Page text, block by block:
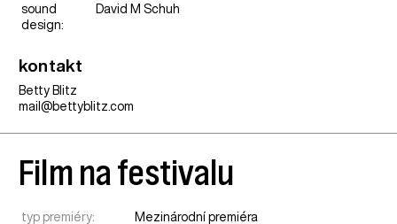
sound
design:
David M Schuh
kontakt
Betty Blitz
mail@bettyblitz.com
Film na festivalu
typ premiéry:
Mezinárodní premiéra